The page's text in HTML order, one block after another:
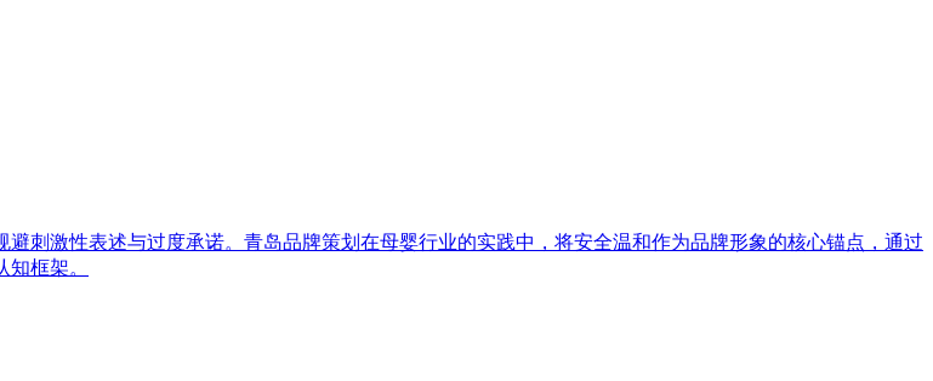
刺激性表述与过度承诺。青岛品牌策划在母婴行业的实践中，将安全温和作为品牌形象的核心锚点，通过
框架。